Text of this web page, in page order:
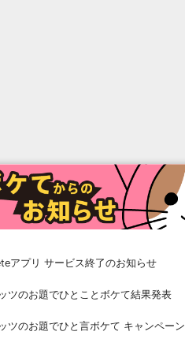
アプリ サービス終了のお知らせ
ツのお題でひとことボケて結果発表
ツのお題でひと言ボケて キャンペーン